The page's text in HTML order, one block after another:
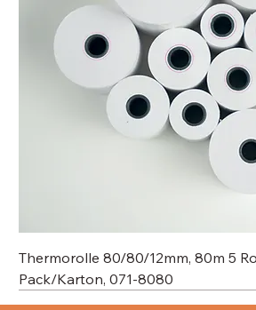
Thermorolle 80/80/12mm, 80m 5
Pack/Karton, 071-8080